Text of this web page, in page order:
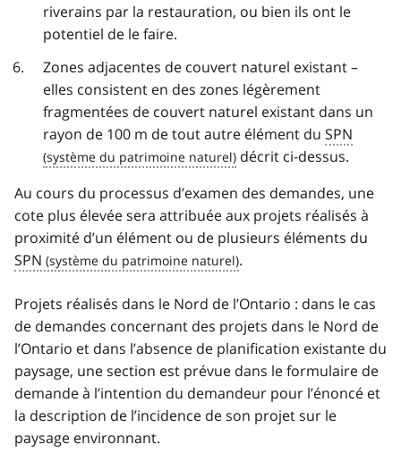
riverains par la restauration, ou bien ils ont le
potentiel de le faire.
Zones adjacentes de couvert naturel existant –
elles consistent en des zones légèrement
fragmentées de couvert naturel existant dans un
rayon de 100 m de tout autre élément du SPN
décrit ci-dessus.
Au cours du processus d’examen des demandes, une
cote plus élevée sera attribuée aux projets réalisés à
proximité d’un élément ou de plusieurs éléments du
SPN
.
Projets réalisés dans le Nord de l’Ontario : dans le cas
de demandes concernant des projets dans le Nord de
l’Ontario et dans l’absence de planification existante du
paysage, une section est prévue dans le formulaire de
demande à l’intention du demandeur pour l’énoncé et
la description de l’incidence de son projet sur le
paysage environnant.